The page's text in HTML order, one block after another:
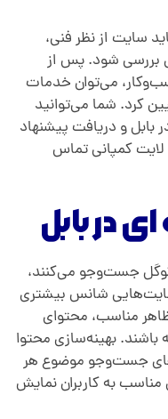
سایت از نظر فنی،
بررسی شود. پس از
می‌توان خدمات
کرد. شما می‌توانید
بابل و دریافت پیشنهاد
لایت کمپانی تماس
در بابل
گوگل جست‌وجو می‌کنند،
شانس بیشتری
مناسب، محتوای
باشند. بهینه‌سازی محتوا
جست‌وجو موضوع هر
مناسب به کاربران نمایش